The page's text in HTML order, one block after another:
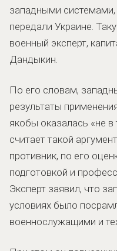
западными
передали Украине.
военный эксперт,
Дандыкин.
По его словам,
результаты
якобы оказалась «не
считает такой
противник, по его
подготовкой и
Эксперт заявил, что
условиях было
военнослужащими и